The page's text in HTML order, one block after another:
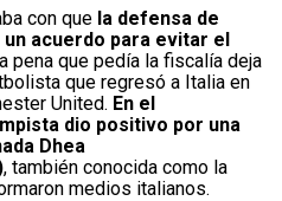
con que la defensa de
acuerdo para evitar el
pena que pedía la fiscalía deja
que regresó a Italia en
United. En el
dio positivo por una
Dhea
, también conocida como la
medios italianos.